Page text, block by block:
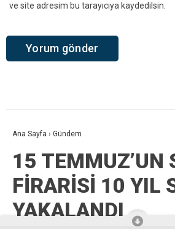
ve site adresim bu tarayıcıya kaydedilsin.
Ana Sayfa › Gündem
15 TEMMUZ’UN
FİRARİSİ 10 YIL
YAKALANDI